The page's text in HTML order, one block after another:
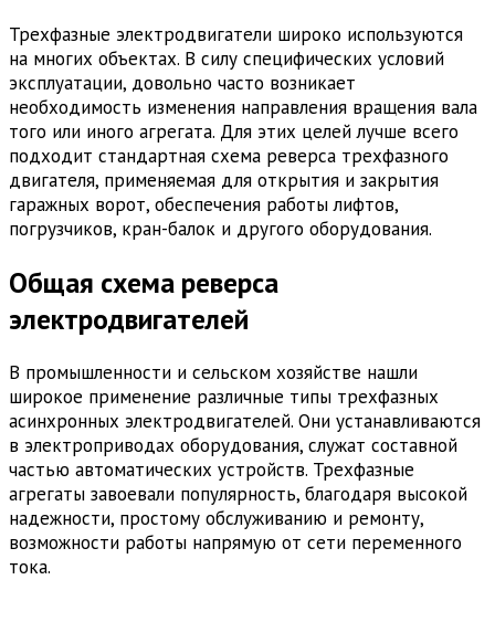
Трехфазные электродвигатели широко используются
на многих объектах. В силу специфических условий
эксплуатации, довольно часто возникает
необходимость изменения направления вращения вала
того или иного агрегата. Для этих целей лучше всего
подходит стандартная схема реверса трехфазного
двигателя, применяемая для открытия и закрытия
гаражных ворот, обеспечения работы лифтов,
погрузчиков, кран-балок и другого оборудования.
Общая схема реверса
электродвигателей
В промышленности и сельском хозяйстве нашли
широкое применение различные типы трехфазных
асинхронных электродвигателей. Они устанавливаются
в электроприводах оборудования, служат составной
частью автоматических устройств. Трехфазные
агрегаты завоевали популярность, благодаря высокой
надежности, простому обслуживанию и ремонту,
возможности работы напрямую от сети переменного
тока.